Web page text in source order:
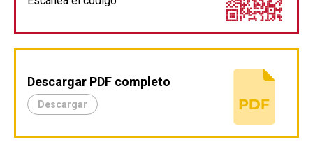
Descargar PDF completo
Descargar